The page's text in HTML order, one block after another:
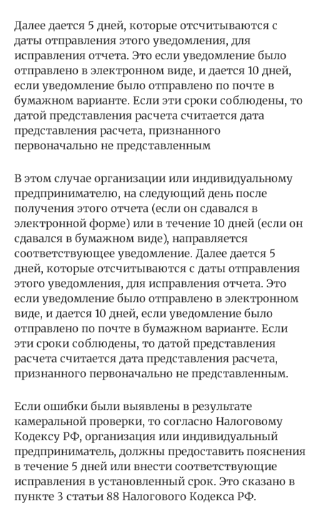
Далее дается 5 дней, которые отсчитываются с
даты отправления этого уведомления, для
исправления отчета. Это если уведомление было
отправлено в электронном виде, и дается 10 дней,
если уведомление было отправлено по почте в
бумажном варианте. Если эти сроки соблюдены, то
датой представления расчета считается дата
представления расчета, признанного
первоначально не представленным
В этом случае организации или индивидуальному
предпринимателю, на следующий день после
получения этого отчета (если он сдавался в
электронной форме) или в течение 10 дней (если он
сдавался в бумажном виде), направляется
соответствующее уведомление. Далее дается 5
дней, которые отсчитываются с даты отправления
этого уведомления, для исправления отчета. Это
если уведомление было отправлено в электронном
виде, и дается 10 дней, если уведомление было
отправлено по почте в бумажном варианте. Если
эти сроки соблюдены, то датой представления
расчета считается дата представления расчета,
признанного первоначально не представленным.
Если ошибки были выявлены в результате
камеральной проверки, то согласно Налоговому
Кодексу РФ, организация или индивидуальный
предприниматель, должны предоставить пояснения
в течение 5 дней или внести соответствующие
исправления в установленный срок. Это сказано в
пункте 3 статьи 88 Налогового Кодекса РФ.